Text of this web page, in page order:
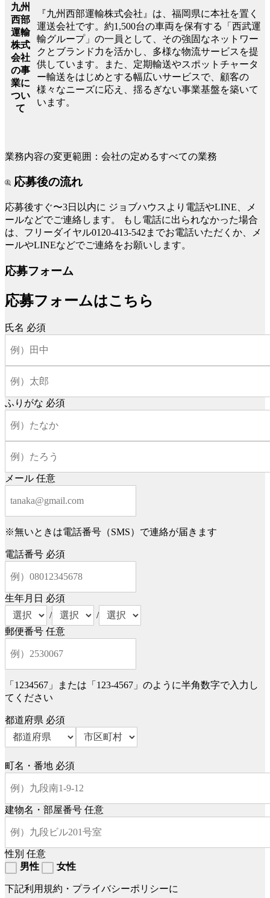
九州
西部
運輸
株式
会社
の事
業に
つい
て
『九州西部運輸株式会社』は、福岡県に本社を置く
運送会社です。約1,500台の車両を保有する「西武運
輸グループ」の一員として、その強固なネットワー
クとブランド力を活かし、多様な物流サービスを提
供しています。また、定期輸送やスポットチャータ
ー輸送をはじめとする幅広いサービスで、顧客の
様々なニーズに応え、揺るぎない事業基盤を築いて
います。
業務内容の変更範囲：会社の定めるすべての業務
応募後の流れ
応募後すぐ〜3日以内に ジョブハウスより電話やLINE、メ
ールなどでご連絡します。
もし電話に出られなかった場合
は、フリーダイヤル0120-413-542までお電話いただくか、メ
ールやLINEなどでご連絡をお願いします。
応募フォーム
応募フォームはこちら
氏名 必須
ふりがな 必須
メール 任意
※無いときは電話番号（SMS）で連絡が届きます
電話番号 必須
生年月日 必須
/
/
郵便番号 任意
「1234567」または「123-4567」のように半角数字で入力し
てください
都道府県 必須
町名・番地 必須
建物名・部屋番号 任意
性別 任意
男性
女性
下記利用規約・プライバシーポリシーに